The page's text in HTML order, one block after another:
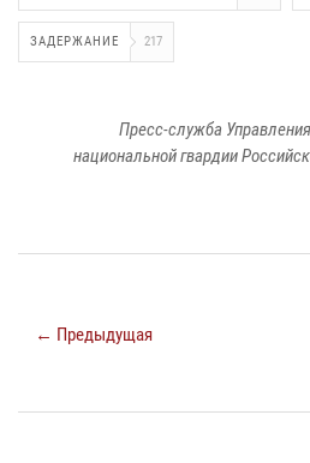
ЗАДЕРЖАНИЕ 217
Пресс-служба
национальной гвардии
← Предыдущая